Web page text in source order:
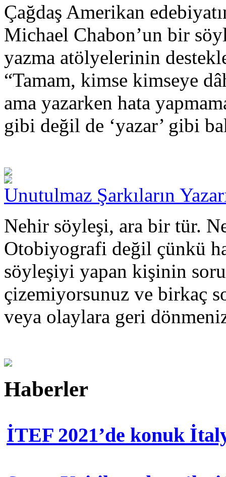
Çağdaş Amerikan
Michael Chabon’un bir
yazma atölyelerinin
“Tamam, kimse kimseye
ama yazarken hata
gibi değil de ‘yazar’ gibi
Unutulmaz Şarkıların
Nehir söyleşi, ara bir tür.
Otobiyografi değil çünkü
söyleşiyi yapan kişinin
çizemiyorsunuz ve birkaç
veya olaylara geri
Haberler
İTEF 2021’de konuk